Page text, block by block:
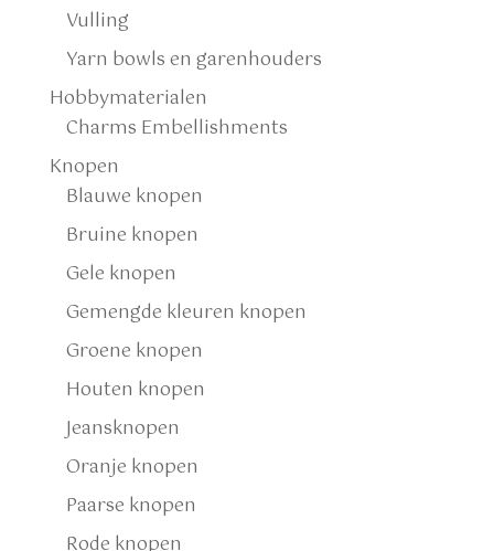
Vulling
Yarn bowls en garenhouders
Hobbymaterialen
Charms Embellishments
Knopen
Blauwe knopen
Bruine knopen
Gele knopen
Gemengde kleuren knopen
Groene knopen
Houten knopen
Jeansknopen
Oranje knopen
Paarse knopen